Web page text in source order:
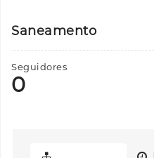
Saneamento
Seguidores
0